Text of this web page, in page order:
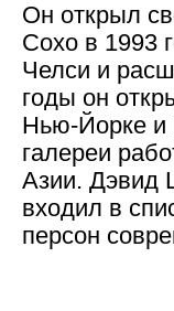
Он открыл
Сохо в 1993
Челси и
годы он
Нью-Йорке и
галереи
Азии. Дэвид
входил в
персон